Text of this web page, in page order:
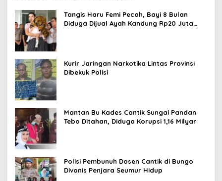
Tangis Haru Femi Pecah, Bayi 8 Bulan
Diduga Dijual Ayah Kandung Rp20 Juta
Kurir Jaringan Narkotika Lintas Provinsi
Dibekuk Polisi
Mantan Bu Kades Cantik Sungai Pandan
Tebo Ditahan, Diduga Korupsi 1,16 Milyar
Polisi Pembunuh Dosen Cantik di Bungo
Divonis Penjara Seumur Hidup